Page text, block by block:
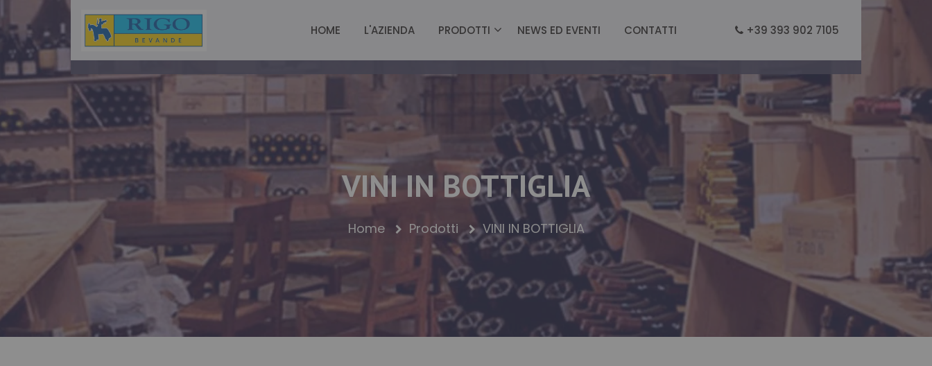
HOME L'AZIENDA PRODOTTI NEWS ED EVENTI CONTATTI +39 393 902 7105
VINI IN BOTTIGLIA
Home Prodotti VINI IN BOTTIGLIA